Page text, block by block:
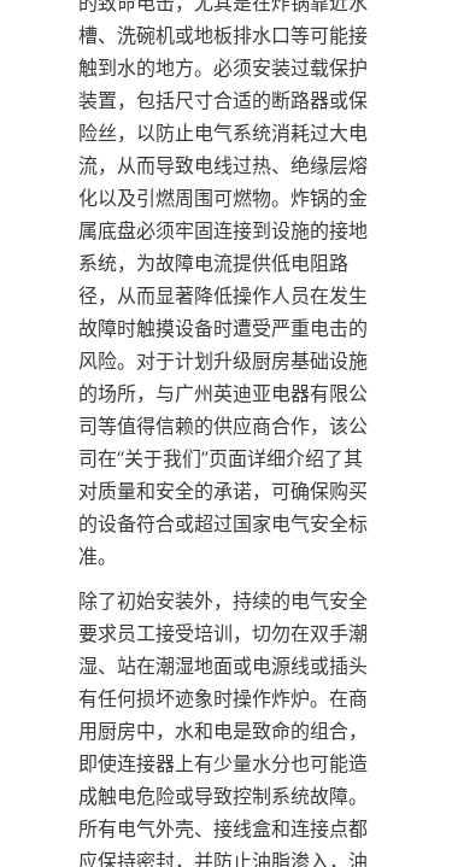
槽、洗碗机或地板排水口等可能接
触到水的地方。必须安装过载保护
装置，包括尺寸合适的断路器或保
险丝，以防止电气系统消耗过大电
流，从而导致电线过热、绝缘层熔
化以及引燃周围可燃物。炸锅的金
属底盘必须牢固连接到设施的接地
系统，为故障电流提供低电阻路
径，从而显著降低操作人员在发生
故障时触摸设备时遭受严重电击的
风险。对于计划升级厨房基础设施
的场所，与广州英迪亚电器有限公
司等值得信赖的供应商合作，该公
司在“关于我们”页面详细介绍了其
对质量和安全的承诺，可确保购买
的设备符合或超过国家电气安全标
准。
除了初始安装外，持续的电气安全
要求员工接受培训，切勿在双手潮
湿、站在潮湿地面或电源线或插头
有任何损坏迹象时操作炸炉。在商
用厨房中，水和电是致命的组合，
即使连接器上有少量水分也可能造
成触电危险或导致控制系统故障。
所有电气外壳、接线盒和连接点都
应保持密封，并防止油脂渗入，油